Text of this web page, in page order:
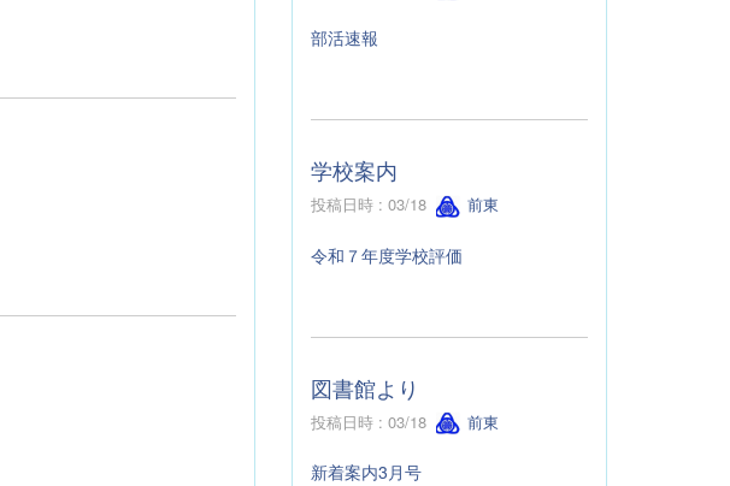
部活速報
学校案内
投稿日時 : 03/18 前東
令和７年度学校評価
図書館より
投稿日時 : 03/18 前東
新着案内3月号